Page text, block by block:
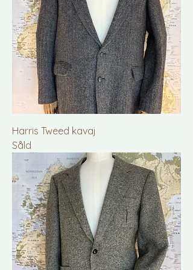
Harris Tweed kavaj
Såld